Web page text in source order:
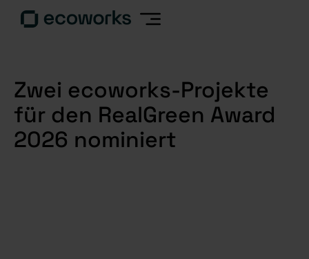
Zwei ecoworks-Projekte
für den RealGreen Award
2026 nominiert